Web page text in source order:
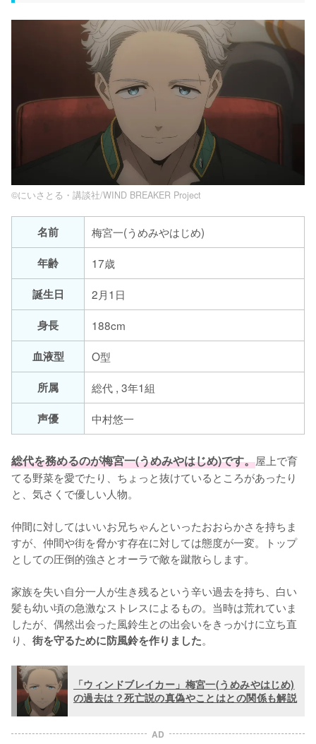
©にいさとる・講談社/WIND BREAKER Project
名前
梅宮一(うめみやはじめ)
年齢
17歳
誕生日
2月1日
身長
188cm
血液型
O型
所属
総代 , 3年1組
声優
中村悠一
総代を務めるのが梅宮一(うめみやはじめ)です。屋上で育
てる野菜を愛でたり、ちょっと抜けているところがあったり
と、気さくで優しい人物。
仲間に対してはいいお兄ちゃんといったおおらかさを持ちま
すが、仲間や街を脅かす存在に対しては態度が一変。トップ
としての圧倒的強さとオーラで敵を蹴散らします。
家族を失い自分一人が生き残るという辛い過去を持ち、白い
髪も幼い頃の急激なストレスによるもの。当時は荒れていま
したが、偶然出会った風鈴生との出会いをきっかけに立ち直
り、 街を守るために防風鈴を作りました。
「ウィンドブレイカー」梅宮一(うめみやはじめ)
の過去は？死亡説の真偽やことはとの関係も解説
AD